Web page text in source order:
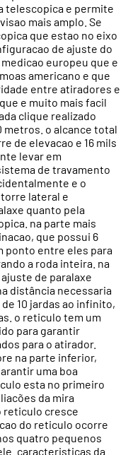
telescopica e permite
mais amplo. Se
que estao no eixo
de ajuste do
europeu que e
americano e que
entre atiradores e
e muito mais facil
clique realizado
metros. o alcance total
de elevacao e 16 mils
levar em
de travamento
e o
lateral e
quanto pela
na parte mais
que possui 6
ponto entre eles para
a roda inteira. na
de paralaxe
distância necessaria
10 jardas ao infinito,
o reticulo tem um
para garantir
para o atirador.
na parte inferior,
uma boa
esta no primeiro
da mira
reticulo cresce
do reticulo ocorre
quatro pequenos
caracteristicas da